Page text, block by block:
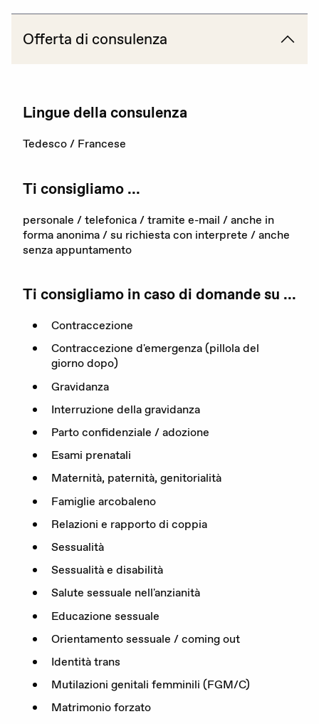
Consulenza
Emergenze
La nostra organizzazione
I nostri obiettivi
Rapporto annuale
FR IT
Donare adesso
Offerta di consulenza
Lingue della consulenza
Tedesco / Francese
Ti consigliamo ...
personale / telefonica / tramite e-mail / anche in
forma anonima / su richiesta con interprete / anche
senza appuntamento
Ti consigliamo in caso di domande su ...
Contraccezione
Contraccezione d'emergenza (pillola del
giorno dopo)
Gravidanza
Interruzione della gravidanza
Parto confidenziale / adozione
Esami prenatali
Maternità, paternità, genitorialità
Famiglie arcobaleno
Relazioni e rapporto di coppia
Sessualità
Sessualità e disabilità
Salute sessuale nell'anzianità
Educazione sessuale
Orientamento sessuale / coming out
Identità trans
Mutilazioni genitali femminili (FGM/C)
Matrimonio forzato